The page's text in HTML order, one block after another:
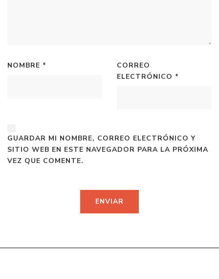
NOMBRE *
CORREO
ELECTRÓNICO *
GUARDAR MI NOMBRE, CORREO ELECTRÓNICO Y
SITIO WEB EN ESTE NAVEGADOR PARA LA PRÓXIMA
VEZ QUE COMENTE.